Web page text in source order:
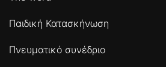
Παιδική Κατασκήνωση
Πνευματικό συνέδριο